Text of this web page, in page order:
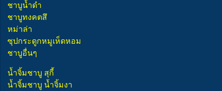
ชาบูน้ำดำ
ชาบูทงคตสึ
หม่าล่า
ซุปกระดูกหมูเห็ดหอม
ชาบูอื่นๆ
น้ำจิ้มชาบู สุกี้
น้ำจิ้มชาบู น้ำจิ้มงา